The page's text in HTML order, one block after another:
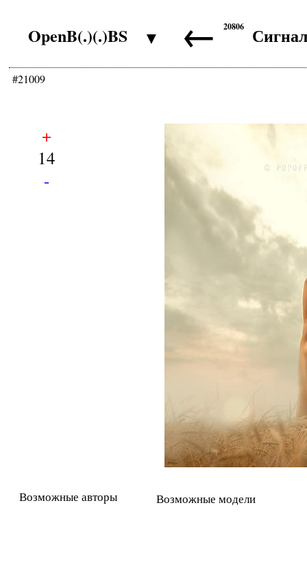
OpenB(.)(.)BS ▼ ← Сигнал
20806
#21009
+
14
-
Возможные авторы Возможные модели